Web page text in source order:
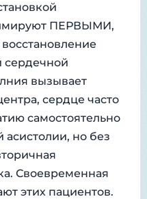
ПЕРВЫМИ,
вызывает
сердце часто
самостоятельно
но без
Своевременная
этих пациентов.